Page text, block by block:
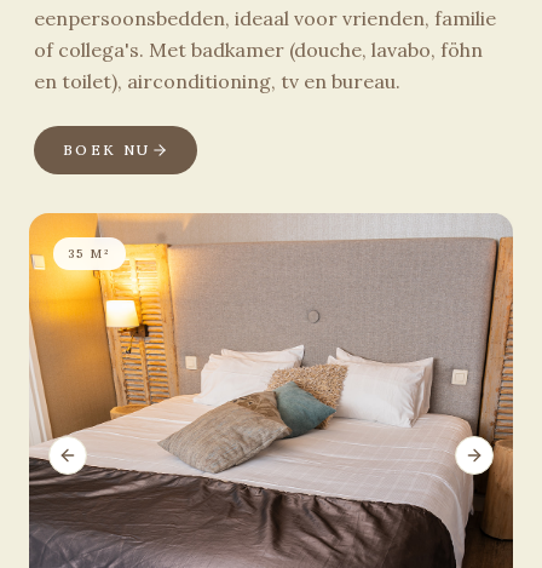
eenpersoonsbedden, ideaal voor vrienden, familie
of collega's. Met badkamer (douche, lavabo, föhn
en toilet), airconditioning, tv en bureau.
BOEK NU
Previous slide Next
35 M²